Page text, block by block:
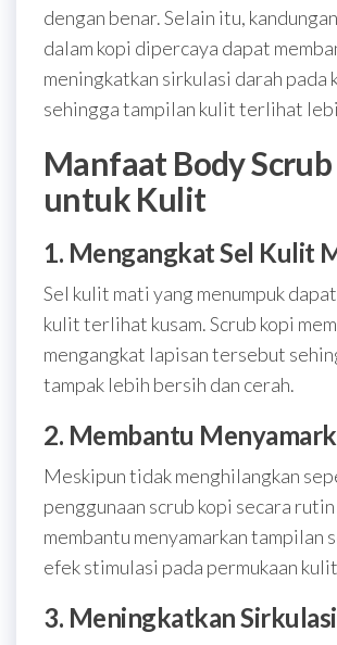
dengan benar. Selain itu,
dalam kopi dipercaya dapat
meningkatkan sirkulasi darah pada
sehingga tampilan kulit terlihat
Manfaat Body
untuk Kulit
1. Mengangkat Sel Kulit
Sel kulit mati yang menumpuk
kulit terlihat kusam. Scrub kopi
mengangkat lapisan tersebut
tampak lebih bersih dan cerah.
2. Membantu
Meskipun tidak menghilangkan
penggunaan scrub kopi secara
membantu menyamarkan tampilan
efek stimulasi pada permukaan
3. Meningkatkan